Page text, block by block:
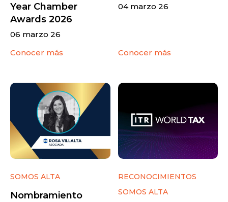
Year Chamber
Awards 2026
06 marzo 26
Conocer más
04 marzo 26
Conocer más
SOMOS ALTA
Nombramiento
RECONOCIMIENTOS
SOMOS ALTA